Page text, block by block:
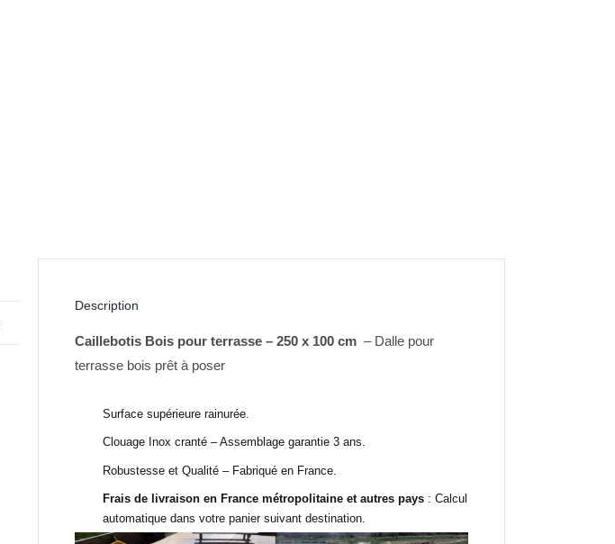
Description
Caillebotis Bois pour terrasse – 250 x 100 cm – Dalle pour
terrasse bois prêt à poser
Surface supérieure rainurée.
Clouage Inox cranté – Assemblage garantie 3 ans.
Robustesse et Qualité – Fabriqué en France.
Frais de livraison en France métropolitaine et autres pays : Calcul
automatique dans votre panier suivant destination.